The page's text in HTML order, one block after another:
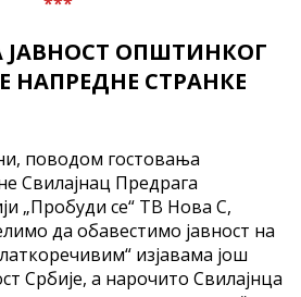
ЈАВНОСТ ОПШТИНКОГ
НАПРЕДНЕ СТРАНКЕ
поводом гостовања
Свилајнац Предрага
„Пробуди се“ ТВ Нова С,
да обавестимо јавност на
изјавама још
Србије, а нарочито Свилајнца